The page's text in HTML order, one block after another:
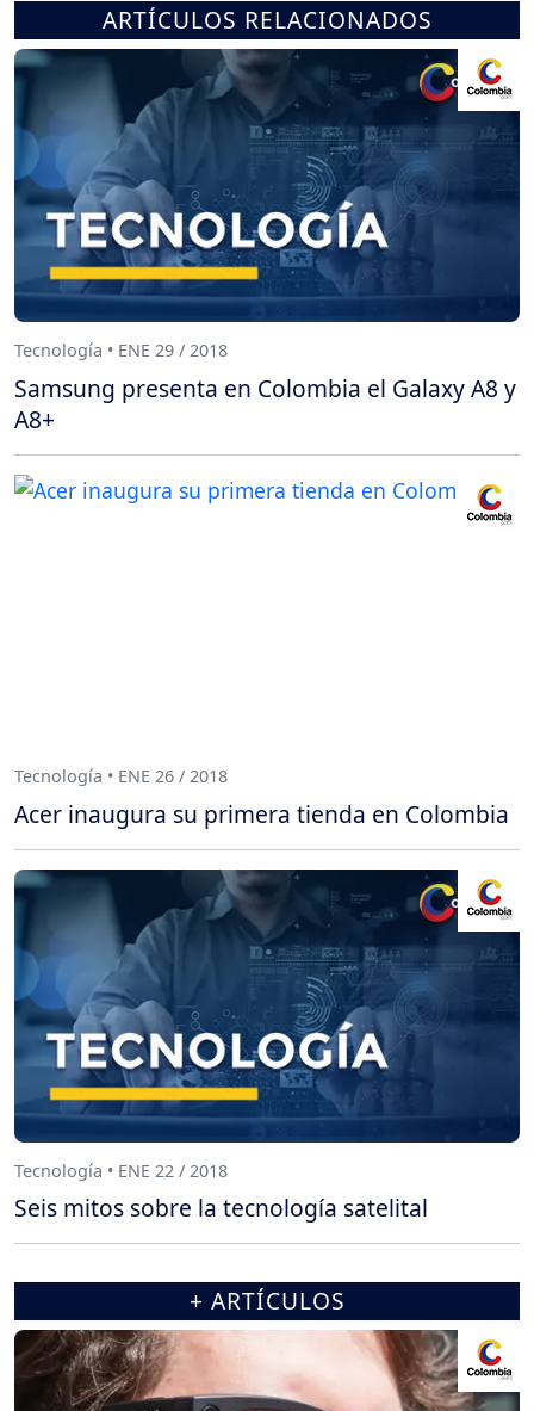
ARTÍCULOS RELACIONADOS
Tecnología • ENE 29 / 2018
Samsung presenta en Colombia el Galaxy A8 y
A8+
Tecnología • ENE 26 / 2018
Acer inaugura su primera tienda en Colombia
Tecnología • ENE 22 / 2018
Seis mitos sobre la tecnología satelital
+ ARTÍCULOS